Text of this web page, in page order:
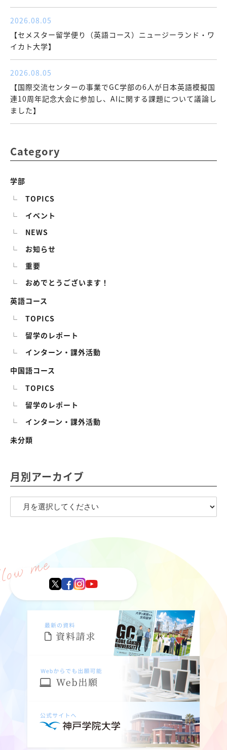
2026.08.05
【セメスター留学便り（英語コース）ニュージーランド・ワ
イカト大学】
2026.08.05
【国際交流センターの事業でGC学部の6人が日本英語模擬国
連10周年記念大会に参加し、AIに関する課題について議論し
ました】
Category
学部
TOPICS
イベント
NEWS
お知らせ
重要
おめでとうございます！
英語コース
TOPICS
留学のレポート
インターン・課外活動
中国語コース
TOPICS
留学のレポート
インターン・課外活動
未分類
月別アーカイブ